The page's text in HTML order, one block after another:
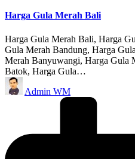
Harga Gula Merah Bali
Harga Gula Merah Bali, Harga
Gula Merah Bandung, Harga
Merah Banyuwangi, Harga Gula
Batok, Harga Gula…
Posted
by
Admin WM